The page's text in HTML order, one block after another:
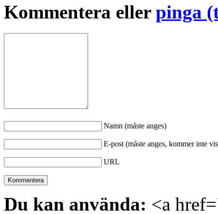
Kommentera eller pinga
Namn (måste anges)
E-post (måste anges, kommer inte
URL
Du kan använda: <a